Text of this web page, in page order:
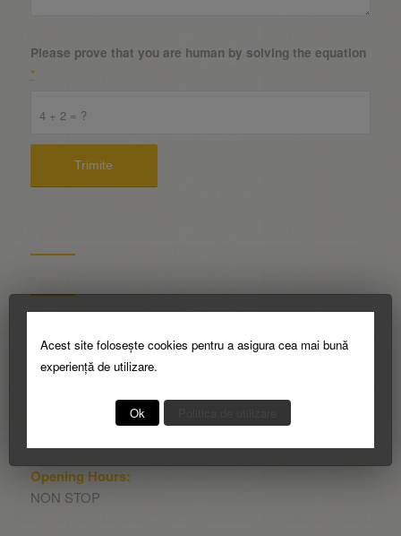
4 + 2 = ?
Please prove that you are human by solving the equation
*
Soseaua Giurgiului 247
Sector 4, Bucuresti
contact@serv-funerare.ro
Opening Hours:
NON STOP
Acest site folosește cookies pentru a asigura cea mai bună
experiență de utilizare.
Ok